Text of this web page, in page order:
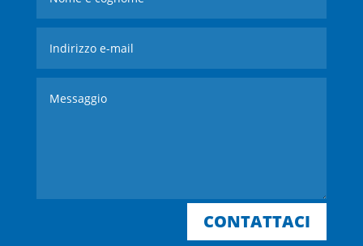
CONTATTACI